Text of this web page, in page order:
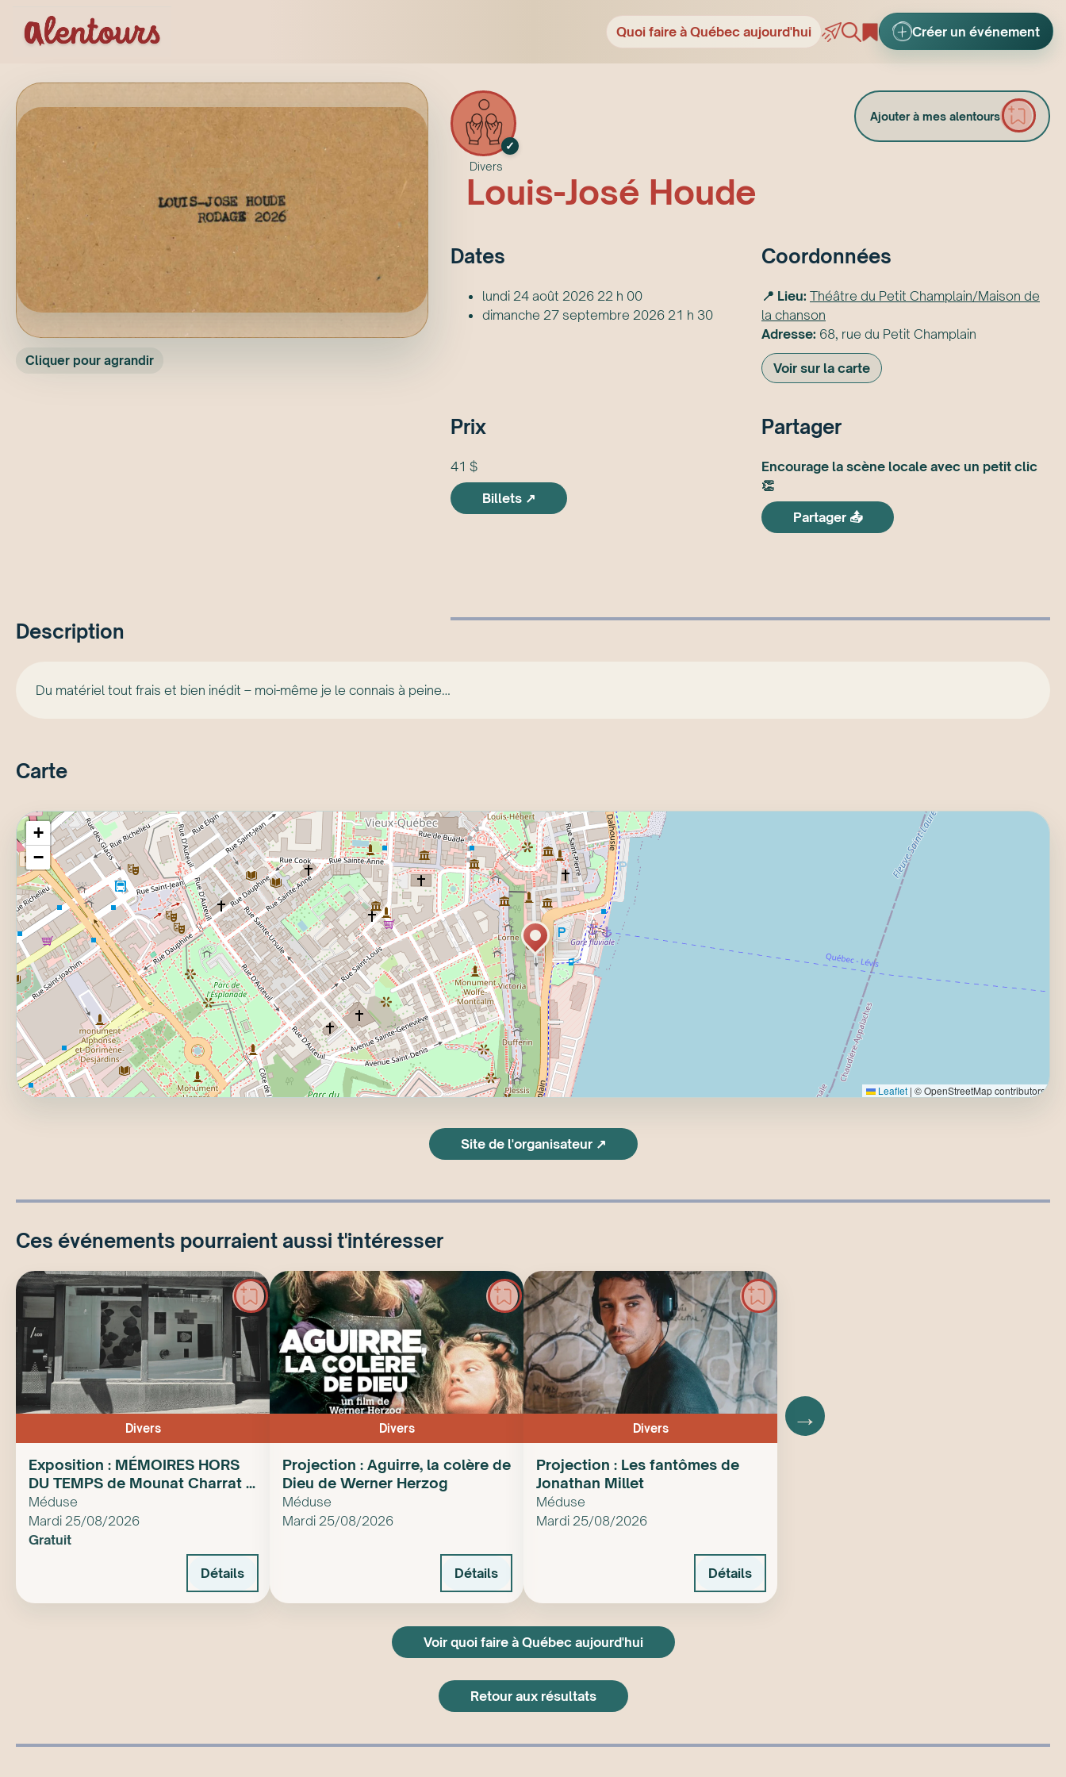
Quoi faire à Québec aujourd'hui Créer un événement
Cliquer pour agrandir
✓
Divers
Ajouter à mes alentours
Louis-José Houde
Dates
lundi 24 août 2026 22 h 00
dimanche 27 septembre 2026 21 h 30
Coordonnées
📍 Lieu: Théâtre du Petit Champlain/Maison de
la chanson
Adresse: 68, rue du Petit Champlain
Voir sur la carte
Prix
41 $
Billets ↗
Partager
Encourage la scène locale avec un petit clic
👏
Partager 📤
Description
Du matériel tout frais et bien inédit – moi-même je le connais à peine…
Carte
+
−
Leaflet | © OpenStreetMap contributors
Site de l'organisateur ↗
Ces événements pourraient aussi t'intéresser
Divers
Exposition : MÉMOIRES HORS
DU TEMPS de Mounat Charrat à
Manif d’art
Méduse
Mardi 25/08/2026
Gratuit
Détails
Divers
Projection : Aguirre, la colère de
Dieu de Werner Herzog
Méduse
Mardi 25/08/2026
Détails
Divers
Projection : Les fantômes de
Jonathan Millet
Méduse
Mardi 25/08/2026
Détails
→
Voir quoi faire à Québec aujourd'hui
Retour aux résultats